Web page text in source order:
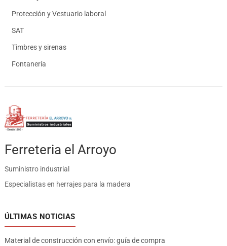
Protección y Vestuario laboral
SAT
Timbres y sirenas
Fontanería
Ferreteria el Arroyo
Suministro industrial
Especialistas en herrajes para la madera
ÚLTIMAS NOTICIAS
Material de construcción con envío: guía de compra